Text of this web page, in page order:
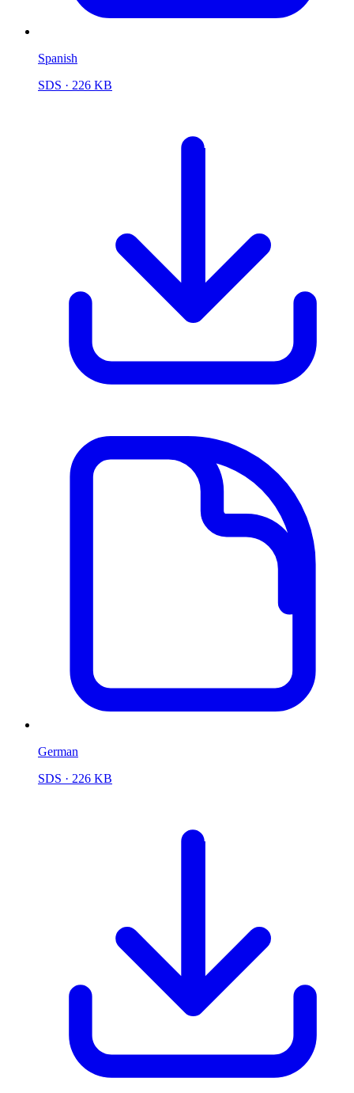
Spanish
SDS · 226 KB
German
SDS · 226 KB